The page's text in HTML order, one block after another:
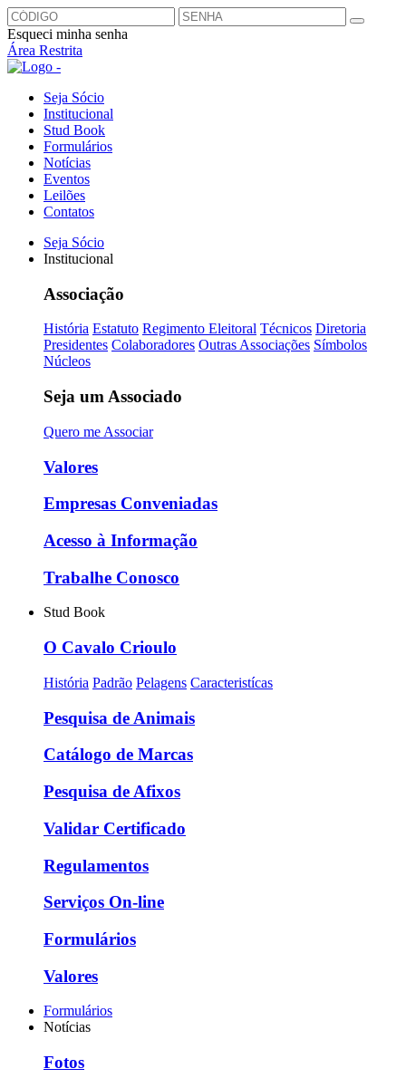
Esqueci minha senha
Área Restrita
Seja Sócio
Institucional
Stud Book
Formulários
Notícias
Eventos
Leilões
Contatos
Seja Sócio
Institucional
Associação
História Estatuto Regimento Eleitoral Técnicos Diretoria
Presidentes Colaboradores Outras Associações Símbolos
Núcleos
Seja um Associado
Quero me Associar
Valores
Empresas Conveniadas
Acesso à Informação
Trabalhe Conosco
Stud Book
O Cavalo Crioulo
História Padrão Pelagens Caracteristícas
Pesquisa de Animais
Catálogo de Marcas
Pesquisa de Afixos
Validar Certificado
Regulamentos
Serviços On-line
Formulários
Valores
Formulários
Notícias
Fotos